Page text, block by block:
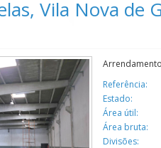
Vila Nova de
Referência:
Estado:
Área útil:
Área bruta:
Divisões: